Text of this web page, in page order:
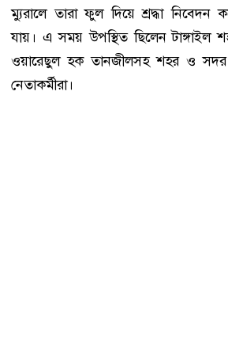
ম্যুরালে তারা ফুল দিয়ে শ্রদ্ধা নিবেদন
যায়। এ সময় উপস্থিত ছিলেন টাঙ্গাইল
ওয়ারেছুল হক তানজীলসহ শহর ও সদর
নেতাকর্মীরা।